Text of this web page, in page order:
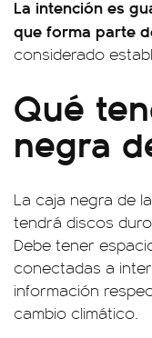
La intención es
que forma parte
considerado
Qué
negra
La caja negra de
tendrá discos
Debe tener
conectadas a
información
cambio climático.